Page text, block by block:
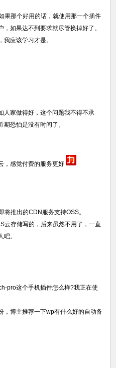
果那个好用的话，就使用那一个插件
如果达不到要求就尽管换掉好了。
应该学习才是。
人家做得好，这个问题我不得不承
恐怕是没有时间了。
，感觉付费的服务更好
推出的CDN服务支持OSS。
云存储写的，后来虽然不用了，一直
。
pro这个手机插件怎么样?我正在使
，博主推荐一下wp有什么好的自动备